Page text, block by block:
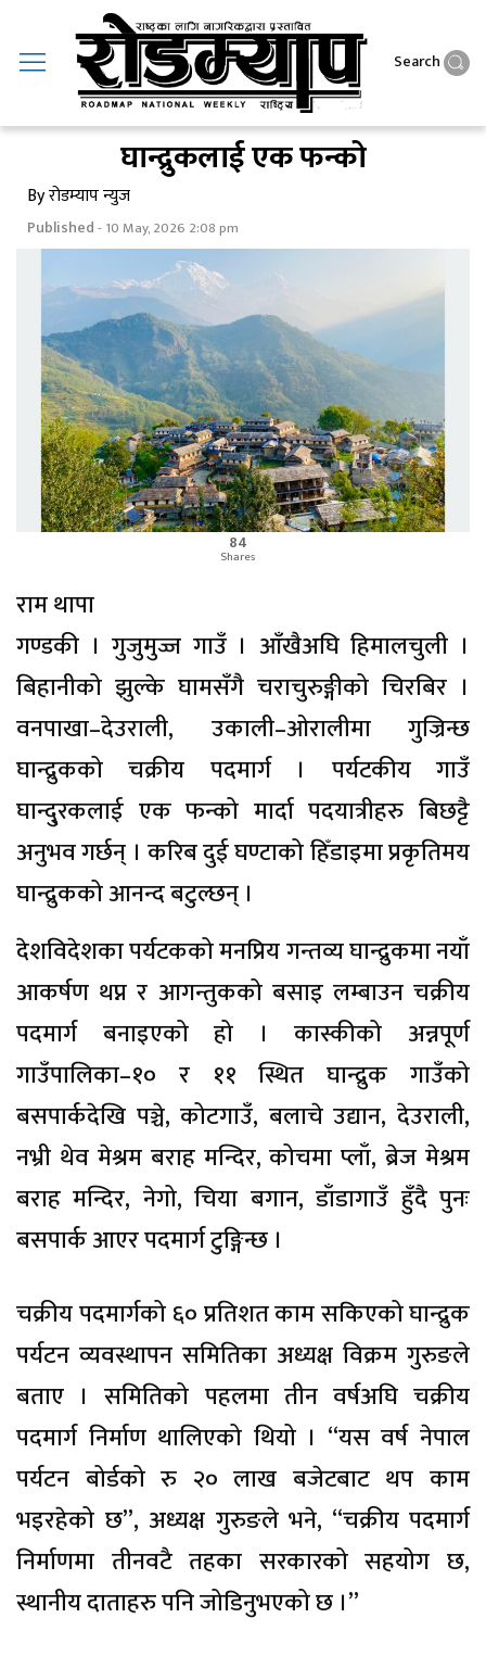
Search
घान्द्रुकलाई एक फन्को
By रोडम्याप न्युज
Published- 10 May, 2026 2:08 pm
84
Shares
राम थापा
गण्डकी । गुजुमुज्ज गाउँ । आँखैअघि हिमालचुली ।
बिहानीको झुल्के घामसँगै चराचुरुङ्गीको चिरबिर ।
वनपाखा–देउराली, उकाली–ओरालीमा गुज्रिन्छ
घान्द्रुकको चक्रीय पदमार्ग । पर्यटकीय गाउँ
घान्दु्रकलाई एक फन्को मार्दा पदयात्रीहरु बिछट्टै
अनुभव गर्छन् । करिब दुई घण्टाको हिँडाइमा प्रकृतिमय
घान्द्रुकको आनन्द बटुल्छन् ।
देशविदेशका पर्यटकको मनप्रिय गन्तव्य घान्द्रुकमा नयाँ
आकर्षण थप्न र आगन्तुकको बसाइ लम्बाउन चक्रीय
पदमार्ग बनाइएको हो । कास्कीको अन्नपूर्ण
गाउँपालिका–१० र ११ स्थित घान्द्रुक गाउँको
बसपार्कदेखि पञ्चे, कोटगाउँ, बलाचे उद्यान, देउराली,
नभ्री थेव मेश्रम बराह मन्दिर, कोचमा प्लाँ, ब्रेज मेश्रम
बराह मन्दिर, नेगो, चिया बगान, डाँडागाउँ हुँदै पुनः
बसपार्क आएर पदमार्ग टुङ्गिन्छ ।
चक्रीय पदमार्गको ६० प्रतिशत काम सकिएको घान्द्रुक
पर्यटन व्यवस्थापन समितिका अध्यक्ष विक्रम गुरुङले
बताए । समितिको पहलमा तीन वर्षअघि चक्रीय
पदमार्ग निर्माण थालिएको थियो । “यस वर्ष नेपाल
पर्यटन बोर्डको रु २० लाख बजेटबाट थप काम
भइरहेको छ”, अध्यक्ष गुरुङले भने, “चक्रीय पदमार्ग
निर्माणमा तीनवटै तहका सरकारको सहयोग छ,
स्थानीय दाताहरु पनि जोडिनुभएको छ ।”